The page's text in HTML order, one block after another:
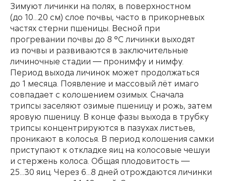
Зимуют личинки на полях, в поверхностном
(до 10...20 см) слое почвы, часто в прикорневых
частях стерни пшеницы. Весной при
прогревании почвы до 8 °С личинки выходят
из почвы и развиваются в заключительные
личиночные стадии — пронимфу и нимфу.
Период выхода личинок может продолжаться
до 1 месяца. Появление и массовый лёт имаго
совпадает с колошением озимых. Сначала
трипсы заселяют озимые пшеницу и рожь, затем
яровую пшеницу. В конце фазы выхода в трубку
трипсы концентрируются в пазухах листьев,
проникают в колосья. В период колошения самки
приступают к откладке яиц на колосовые чешуи
и стержень колоса. Общая плодовитость —
25...30 яиц. Через 6...8 дней отрождаются личинки